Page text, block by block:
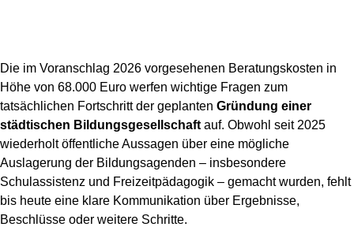
Die im Voranschlag 2026 vorgesehenen Beratungskosten in
Höhe von 68.000 Euro werfen wichtige Fragen zum
tatsächlichen Fortschritt der geplanten Gründung einer
städtischen Bildungsgesellschaft auf. Obwohl seit 2025
wiederholt öffentliche Aussagen über eine mögliche
Auslagerung der Bildungsagenden – insbesondere
Schulassistenz und Freizeitpädagogik – gemacht wurden, fehlt
bis heute eine klare Kommunikation über Ergebnisse,
Beschlüsse oder weitere Schritte.